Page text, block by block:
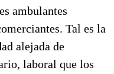
ambulantes
Tal es la
alejada de
laboral que los